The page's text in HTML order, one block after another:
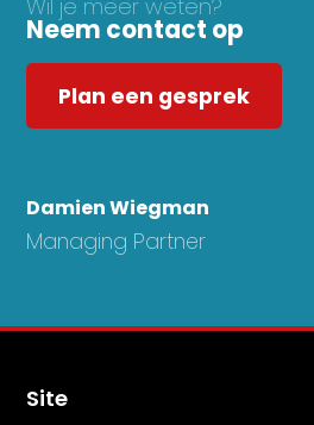
Wil je meer weten?
Neem contact op
Plan een gesprek
Damien Wiegman
Managing Partner
Site